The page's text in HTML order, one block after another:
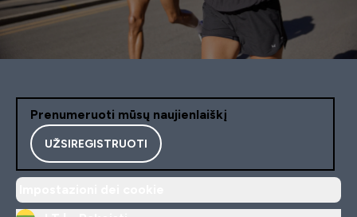
Prenumeruoti mūsų naujienlaiškį
UŽSIREGISTRUOTI